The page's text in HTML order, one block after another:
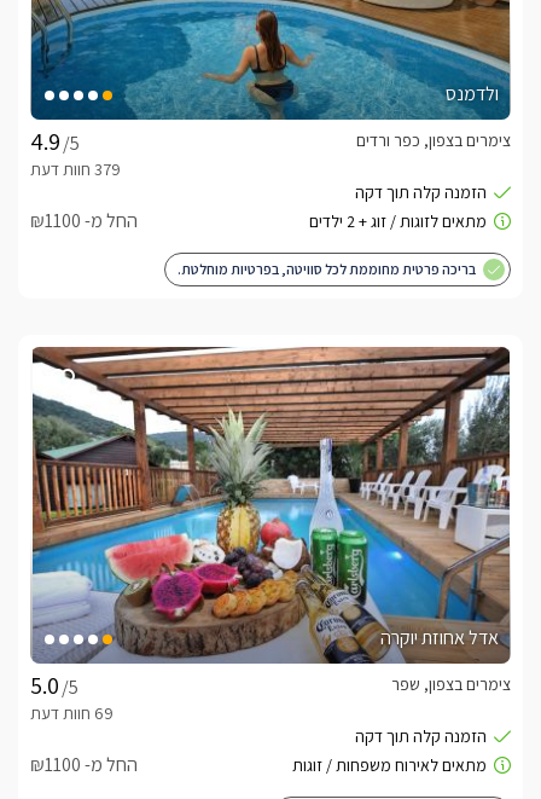
ולדמנס
/5
צימרים בצפון, כפר ורדים
החל מ- ₪1100
בריכה פרטית מחוממת לכל סוויטה, בפרטיות מוחלטת.
אדל אחוזת יוקרה
/5
צימרים בצפון, שפר
החל מ- ₪1100